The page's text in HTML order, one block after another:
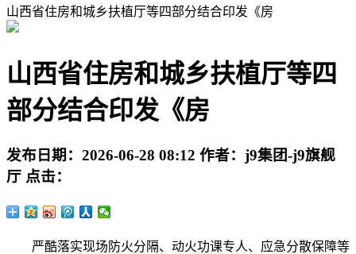
山西省住房和城乡扶植厅等四部分结合印发《房
山西省住房和城乡扶植厅等四
部分结合印发《房
发布日期： 2026-06-28 08:12 作者： j9集团-j9旗舰
厅 点击：
严酷落实现场防火分隔、动火功课专人、应急分散保障等